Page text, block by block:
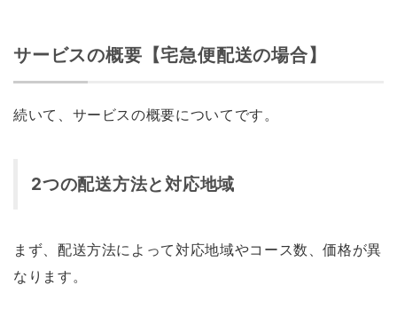
サービスの概要【宅急便配送の場合】
続いて、サービスの概要についてです。
2つの配送方法と対応地域
まず、配送方法によって対応地域やコース数、価格が異
なります。